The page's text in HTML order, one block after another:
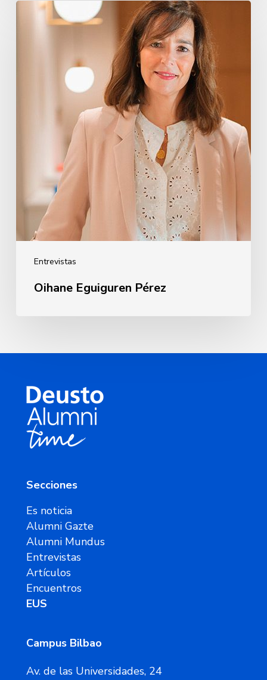
Entrevistas
Oihane
Eguiguren
Oihane Eguiguren Pérez
Secciones
Es noticia
Alumni Gazte
Alumni Mundus
Entrevistas
Artículos
Encuentros
EUS
Campus Bilbao
Av. de las Universidades, 24